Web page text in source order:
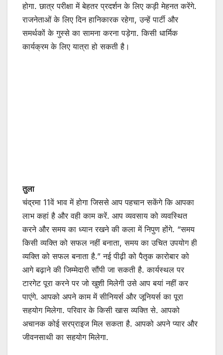
होगा. छात्र परीक्षा में बेहतर प्रदर्शन के लिए कड़ी मेहनत करेंगे.
राजनेताओं के लिए दिन हानिकारक रहेगा, उन्हें पार्टी और
समर्थकों के गुस्से का सामना करना पड़ेगा. किसी धार्मिक
कार्यक्रम के लिए यात्रा हो सकती है।
तुला
चंद्रमा 11वें भाव में होगा जिससे आप पहचान सकेंगे कि आपका
लाभ कहां है और वही काम करें. आप व्यवसाय को व्यवस्थित
करने और समय का ध्यान रखने की कला में निपुण होंगे. “समय
किसी व्यक्ति को सफल नहीं बनाता, समय का उचित उपयोग ही
व्यक्ति को सफल बनाता है.” नई पीढ़ी को पैतृक कारोबार को
आगे बढ़ाने की जिम्मेदारी सौंपी जा सकती है. कार्यस्थल पर
टारगेट पूरा करने पर जो खुशी मिलेगी उसे आप बयां नहीं कर
पाएंगे. आपको अपने काम में सीनियर्स और जूनियर्स का पूरा
सहयोग मिलेगा. परिवार के किसी खास व्यक्ति से. आपको
अचानक कोई सरप्राइज मिल सकता है. आपको अपने प्यार और
जीवनसाथी का सहयोग मिलेगा.